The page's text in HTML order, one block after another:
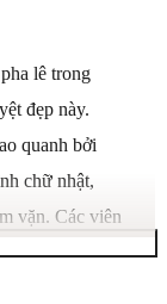
lê trong
đẹp này.
quanh bởi
chữ nhật,
vặn. Các viên
vạch chỉ giờ